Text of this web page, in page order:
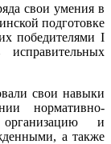
свои умения в
подготовке
победителями I
свои навыки
нормативно-
и
а также